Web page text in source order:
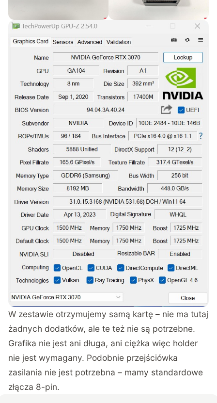
W zestawie otrzymujemy samą kartę – nie ma tutaj
żadnych dodatków, ale te też nie są potrzebne.
Grafika nie jest ani długa, ani ciężka więc holder
nie jest wymagany. Podobnie przejściówka
zasilania nie jest potrzebna – mamy standardowe
złącza 8-pin.